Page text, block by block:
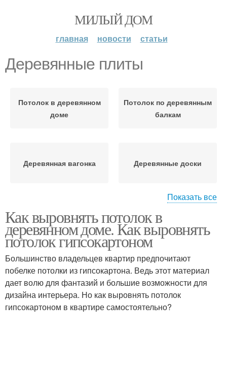
МИЛЫЙ ДОМ
главная новости статьи
Деревянные плиты
Потолок в деревянном
доме
Потолок по деревянным
балкам
Деревянная вагонка Деревянные доски
Деревянные балки Деревянные панели
Деревянные обои Деревянный потолок
Показать все
Как выровнять потолок в
деревянном доме. Как выровнять
потолок гипсокартоном
Большинство владельцев квартир предпочитают
побелке потолки из гипсокартона. Ведь этот материал
дает волю для фантазий и большие возможности для
дизайна интерьера. Но как выровнять потолок
гипсокартоном в квартире самостоятельно?